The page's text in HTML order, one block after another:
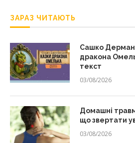
ЗАРАЗ ЧИТАЮТЬ
Сашко
дракона
текст
03/08/2026
Домашні
що звертати
03/08/2026